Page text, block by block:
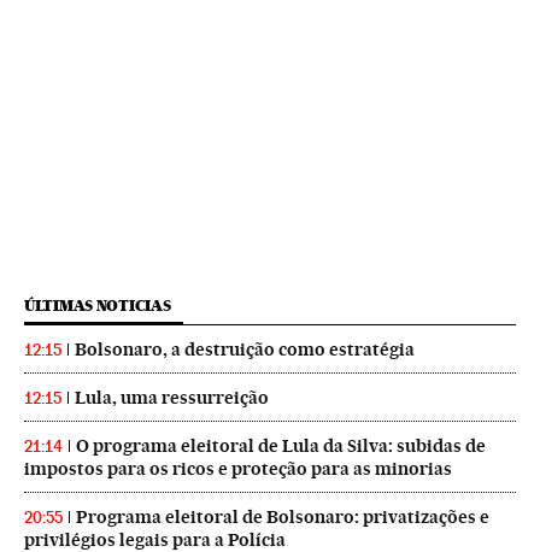
ÚLTIMAS NOTICIAS
12:15 Bolsonaro, a destruição como estratégia
12:15 Lula, uma ressurreição
21:14
O programa eleitoral de Lula da Silva: subidas de
impostos para os ricos e proteção para as minorias
20:55
Programa eleitoral de Bolsonaro: privatizações e
privilégios legais para a Polícia